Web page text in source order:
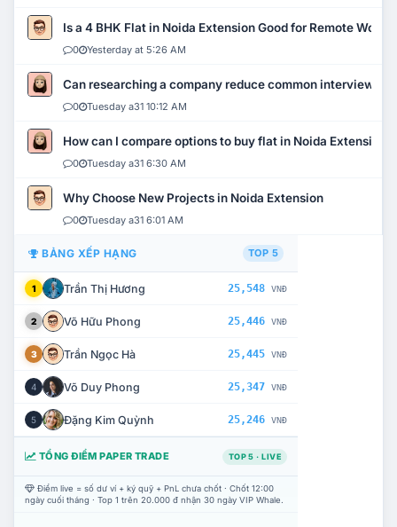
Is a 4 BHK Flat in Noida Extension Good for Remote Work?
0 Yesterday at 5:26 AM
Can researching a company reduce common interview
0 Tuesday a31 10:12 AM
How can I compare options to buy flat in Noida Extension?
0 Tuesday a31 6:30 AM
Why Choose New Projects in Noida Extension
0 Tuesday a31 6:01 AM
BẢNG XẾP HẠNG TOP 5
1 Trần Thị Hương 25,548 VNĐ
2 Võ Hữu Phong 25,446 VNĐ
3 Trần Ngọc Hà 25,445 VNĐ
4 Võ Duy Phong 25,347 VNĐ
5 Đặng Kim Quỳnh 25,246 VNĐ
TỔNG ĐIỂM PAPER TRADE TOP 5 · LIVE
Điểm live = số dư ví + ký quỹ + PnL chưa chốt · Chốt 12:00
ngày cuối tháng · Top 1 trên 20.000 đ nhận 30 ngày VIP Whale.